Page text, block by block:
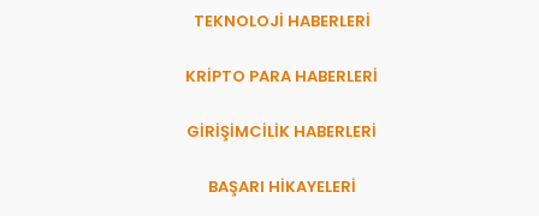
TEKNOLOJİ HABERLERİ
KRİPTO PARA HABERLERİ
GİRİŞİMCİLİK HABERLERİ
BAŞARI HIKAYELERI